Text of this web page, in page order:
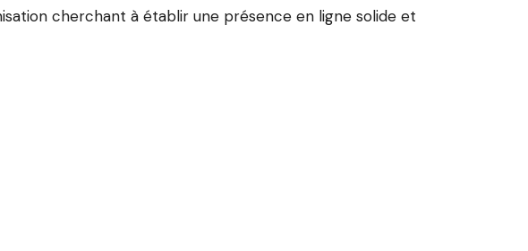
cherchant à établir une présence en ligne solide et